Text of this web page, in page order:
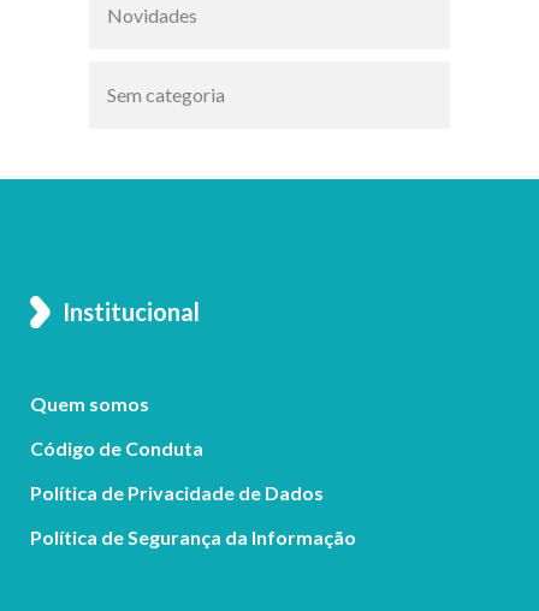
Novidades
Sem categoria
Institucional
Quem somos
Código de Conduta
Política de Privacidade de Dados
Política de Segurança da Informação